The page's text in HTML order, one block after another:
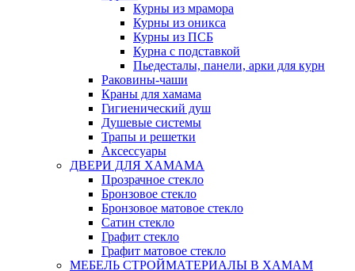
Курны из мрамора
Курны из оникса
Курны из ПСБ
Курна с подставкой
Пьедесталы, панели, арки для курн
Раковины-чаши
Краны для хамама
Гигиенический душ
Душевые системы
Трапы и решетки
Аксессуары
ДВЕРИ ДЛЯ ХАМАМА
Прозрачное стекло
Бронзовое стекло
Бронзовое матовое стекло
Сатин стекло
Графит стекло
Графит матовое стекло
МЕБЕЛЬ СТРОЙМАТЕРИАЛЫ В ХАМАМ